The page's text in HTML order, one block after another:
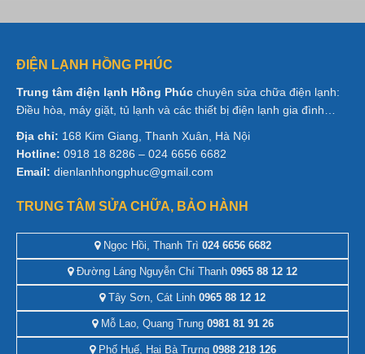
ĐIỆN LẠNH HỒNG PHÚC
Trung tâm điện lạnh Hồng Phúc chuyên sửa chữa điện lạnh:
Điều hòa, máy giặt, tủ lạnh và các thiết bị điện lạnh gia đình…
Địa chỉ: 168 Kim Giang, Thanh Xuân, Hà Nội
Hotline: 0918 18 8286 – 024 6656 6682
Email: dienlanhhongphuc@gmail.com
TRUNG TÂM SỬA CHỮA, BẢO HÀNH
Ngọc Hồi, Thanh Trì 024 6656 6682
Đường Láng Nguyễn Chí Thanh 0965 88 12 12
Tây Sơn, Cát Linh 0965 88 12 12
Mỗ Lao, Quang Trung0981 81 91 26
Phố Huế, Hai Bà Trưng0988 218 126